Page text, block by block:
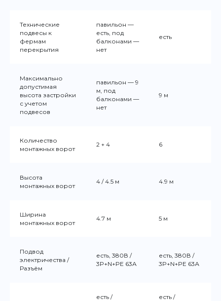
Технические
подвесы к
фермам
перекрытия
павильон —
есть, под
балконами —
нет
есть
Максимально
допустимая
высота застройки
с учетом
подвесов
павильон — 9
м, под
балконами —
нет
9 м
Количество
монтажных ворот
2 + 4 6
Высота
монтажных ворот
4 / 4.5 м 4.9 м
Ширина
монтажных ворот
4.7 м 5 м
Подвод
электричества /
Разъём
есть, 380В /
3P+N+PE 63А
есть, 380В /
3P+N+PE 63А
есть /
есть /